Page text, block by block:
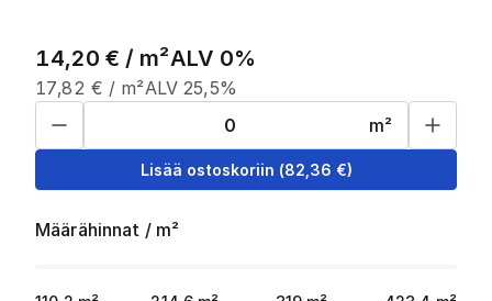
14,20 € / m²ALV 0%
17,82 € / m²ALV 25,5%
m²
Lisää ostoskoriin (82,36 €)
Määrähinnat / m²